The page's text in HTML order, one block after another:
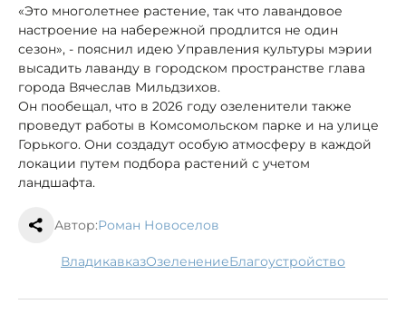
«Это многолетнее растение, так что лавандовое
настроение на набережной продлится не один
сезон», - пояснил идею Управления культуры мэрии
высадить лаванду в городском пространстве глава
города Вячеслав Мильдзихов.
Он пообещал, что в 2026 году озеленители также
проведут работы в Комсомольском парке и на улице
Горького. Они создадут особую атмосферу в каждой
локации путем подбора растений с учетом
ландшафта.
Автор:Роман Новоселов
Владикавказ Озеленение благоустройство